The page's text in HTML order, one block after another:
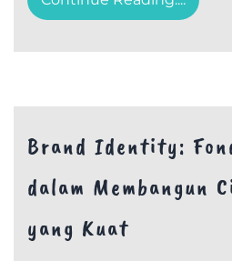
Brand Identity:
dalam Membangun
yang Kuat